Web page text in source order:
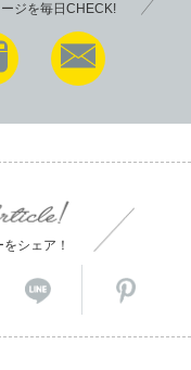
ジを毎日CHECK!
シェア！